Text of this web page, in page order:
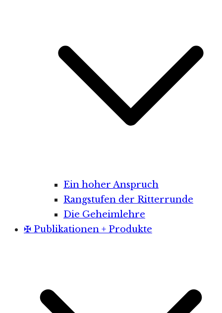
Ein hoher Anspruch
Rangstufen der Ritterrunde
Die Geheimlehre
✠ Publikationen + Produkte